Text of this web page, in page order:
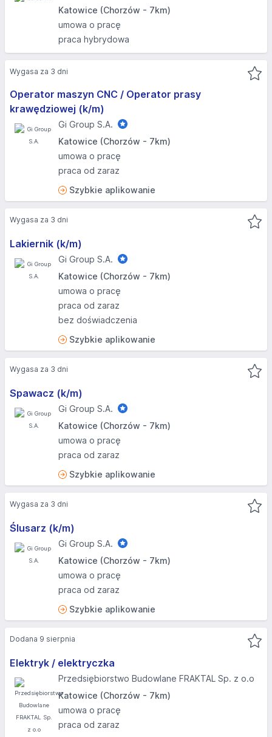
Katowice (Chorzów - 7km)
umowa o pracę
praca hybrydowa
Operator maszyn CNC / Operator prasy
krawędziowej (k/m)
Gi Group S.A.
Katowice (Chorzów - 7km)
umowa o pracę
praca od zaraz
Szybkie aplikowanie
Wygasa za 3 dni
Lakiernik (k/m)
Gi Group S.A.
Katowice (Chorzów - 7km)
umowa o pracę
praca od zaraz
bez doświadczenia
Szybkie aplikowanie
Wygasa za 3 dni
Spawacz (k/m)
Gi Group S.A.
Katowice (Chorzów - 7km)
umowa o pracę
praca od zaraz
Szybkie aplikowanie
Wygasa za 3 dni
Ślusarz (k/m)
Gi Group S.A.
Katowice (Chorzów - 7km)
umowa o pracę
praca od zaraz
Szybkie aplikowanie
Wygasa za 3 dni
Elektryk / elektryczka
Przedsiębiorstwo Budowlane FRAKTAL Sp. z o.o
Katowice (Chorzów - 7km)
umowa o pracę
praca od zaraz
Dodana 9 sierpnia